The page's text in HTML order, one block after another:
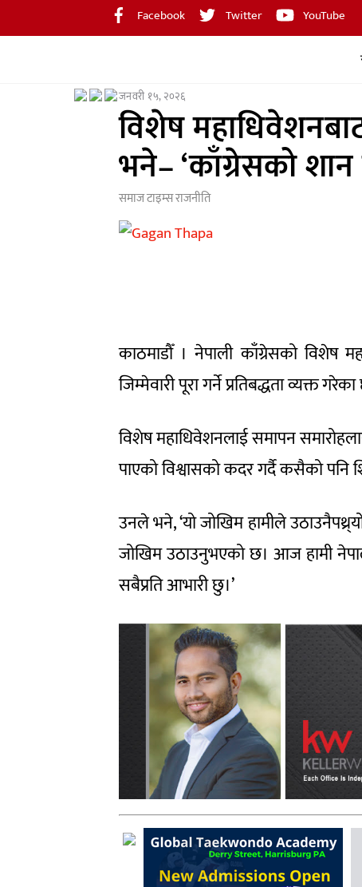
to
Facebook Twitter YouTube
जनवरी १५, २०२६
विशेष
भने– ‘काँग्रेसको
समाज टाइम्सराजनीति
काठमाडौँ । नेपाली काँग्रेसको विशेष
जिम्मेवारी पूरा गर्ने प्रतिबद्धता व्यक्त
विशेष महाधिवेशनलाई समापन
पाएको विश्वासको कदर गर्दै कसैको पनि
उनले भने, ‘यो जोखिम हामीले
जोखिम उठाउनुभएको छ। आज हामी
सबैप्रति आभारी छु।’